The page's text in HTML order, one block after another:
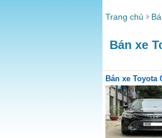
Trang chủ
Bán xe
Bán xe Toyota